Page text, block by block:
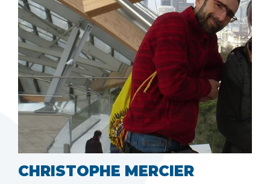
CHRISTOPHE MERCIER